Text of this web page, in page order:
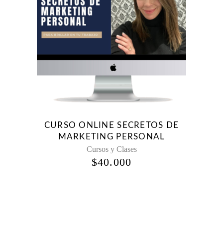
CURSO ONLINE SECRETOS DE
MARKETING PERSONAL
Cursos y Clases
$40.000